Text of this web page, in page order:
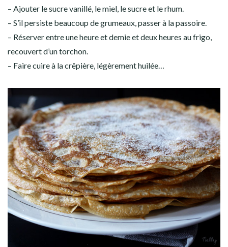
– Ajouter le sucre vanillé, le miel, le sucre et le rhum.
– S’il persiste beaucoup de grumeaux, passer à la passoire.
– Réserver entre une heure et demie et deux heures au frigo,
recouvert d’un torchon.
– Faire cuire à la crêpière, légèrement huilée…